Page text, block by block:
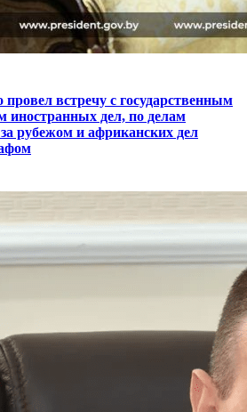
встречу с государственным
иностранных дел, по делам
рубежом и африканских дел